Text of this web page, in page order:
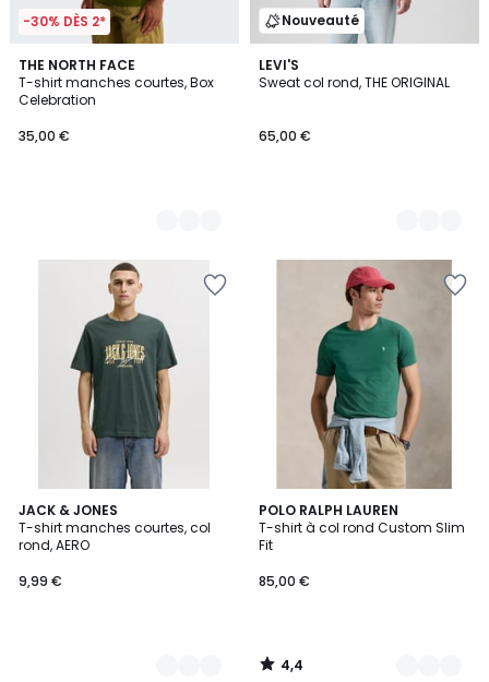
-30% DÈS 2*
THE NORTH FACE
T-shirt manches courtes, Box
Celebration
35,00 €
2
Couleurs
Nouveauté
LEVI'S
Sweat col rond, THE ORIGINAL
65,00 €
2
Couleurs
JACK & JONES
T-shirt manches courtes, col
rond, AERO
9,99 €
4
Couleurs
POLO RALPH LAUREN
T-shirt à col rond Custom Slim
Fit
85,00 €
4,4
/ 5
7
Couleurs
4,4
/